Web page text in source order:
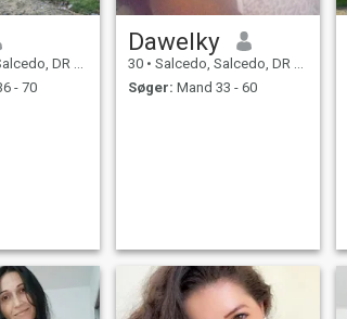
Dominikanske
- 70
Dawelky
30 • Salcedo, Salcedo, DR Dominikanske
Søger: Mand 33 - 60